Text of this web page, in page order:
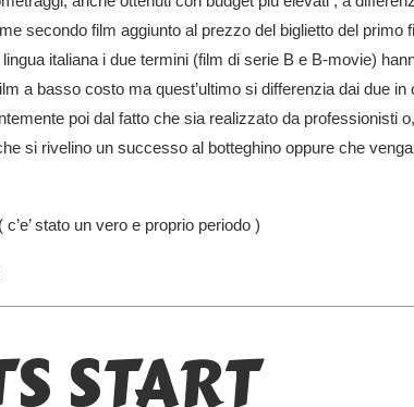
secondo film aggiunto al prezzo del biglietto del primo
italiana i due termini (film di serie B e B-movie)
a basso costo ma quest’ultimo si differenzia dai due
poi dal fatto che sia realizzato da professionisti
si rivelino un successo al botteghino oppure che
stato un vero e proprio periodo )
START